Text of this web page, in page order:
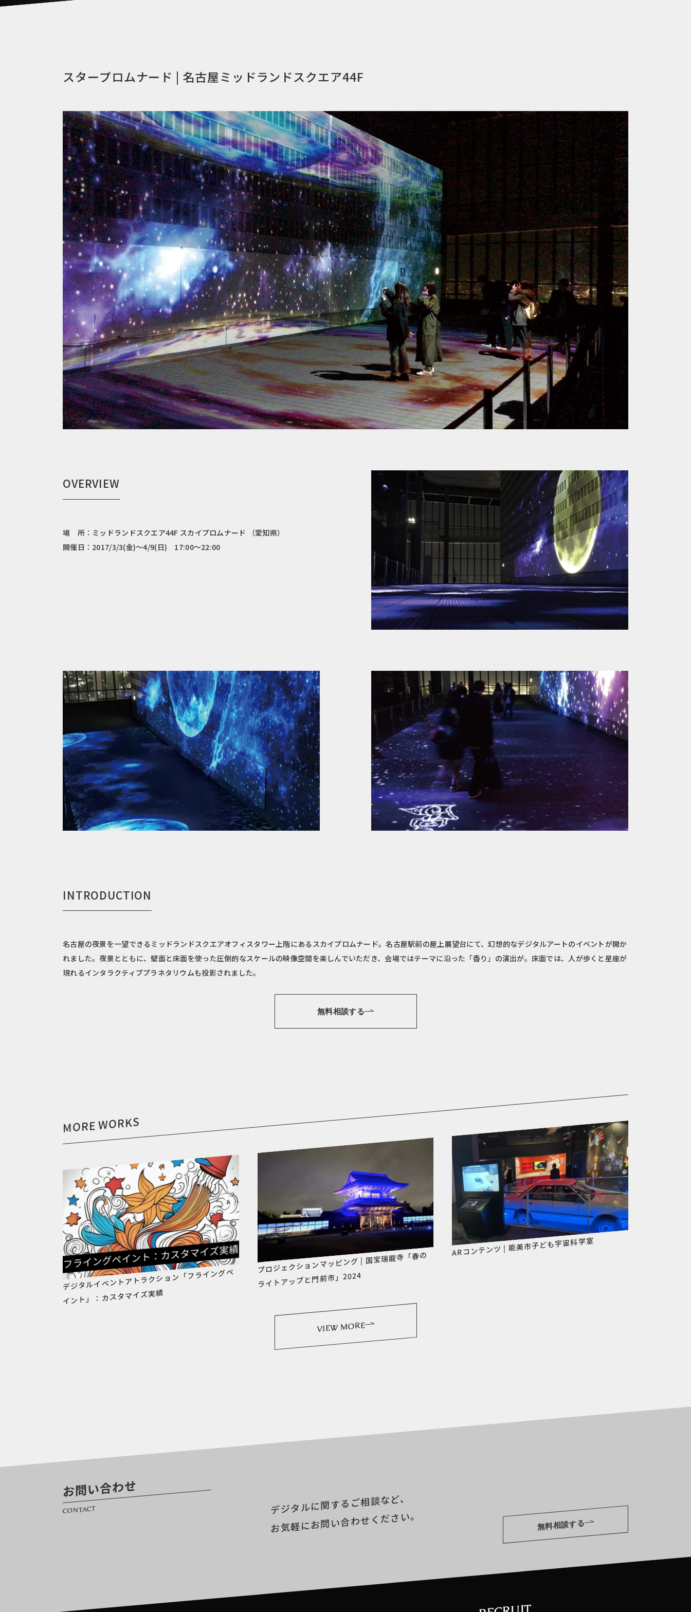
スタープロムナード | 名古屋ミッドランドスクエア44F
OVERVIEW
場 所：ミッドランドスクエア44F スカイプロムナード （愛知県）
開催日：2017/3/3(金)〜4/9(日) 17:00〜22:00
INTRODUCTION
名古屋の夜景を一望できるミッドランドスクエアオフィスタワー上階にあるスカイプロムナード。名古屋駅前の屋上展望台にて、幻想的なデジタルアートのイベントが開か
れました。夜景とともに、壁面と床面を使った圧倒的なスケールの映像空間を楽しんでいただき、会場ではテーマに沿った「香り」の演出が。床面では、人が歩くと星座が
現れるインタラクティブプラネタリウムも投影されました。
無料相談する
MORE WORKS
デジタルイベントアトラクション「フライングペ
イント」：カスタマイズ実績
プロジェクションマッピング | 国宝瑞龍寺「春の
ライトアップと門前市」2024
ARコンテンツ | 能美市子ども宇宙科学室
VIEW MORE
お問い合わせ
CONTACT デジタルに関するご相談など、
お気軽にお問い合わせください。 無料相談する